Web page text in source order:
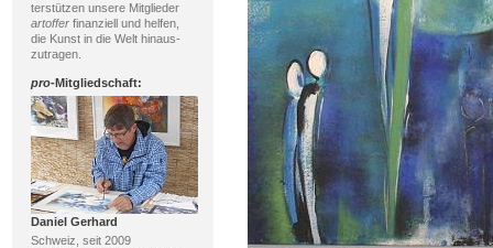
terstützen unsere Mitglieder
artofferfinanziell und helfen,
die Kunst in die Welt hinaus-
zutragen.
pro-Mitgliedschaft:
Daniel Gerhard
Schweiz, seit 2009